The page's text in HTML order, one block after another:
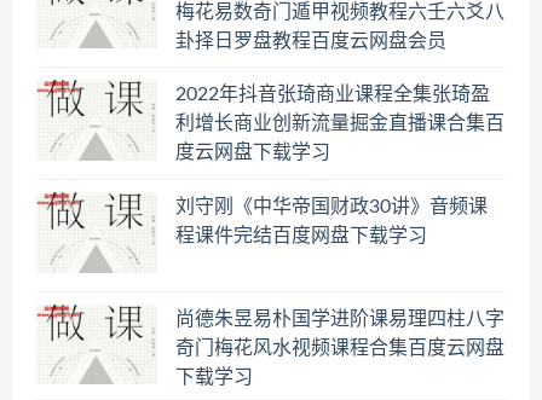
梅花易数奇门遁甲视频教程六壬六爻八
卦择日罗盘教程百度云网盘会员
2022年抖音张琦商业课程全集张琦盈
利增长商业创新流量掘金直播课合集百
度云网盘下载学习
刘守刚《中华帝国财政30讲》音频课
程课件完结百度网盘下载学习
尚德朱昱易朴国学进阶课易理四柱八字
奇门梅花风水视频课程合集百度云网盘
下载学习